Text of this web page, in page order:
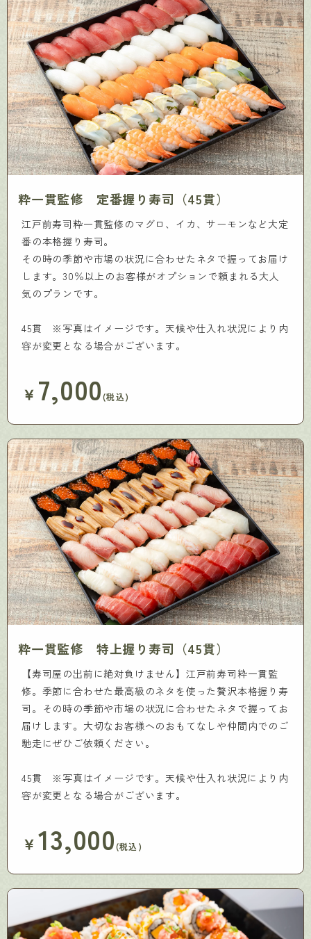
粋一貫監修 定番握り寿司（45貫）
江戸前寿司粋一貫監修のマグロ、イカ、サーモンなど大定
番の本格握り寿司。
その時の季節や市場の状況に合わせたネタで握ってお届け
します。30％以上のお客様がオプションで頼まれる大人
気のプランです。
45貫 ※写真はイメージです。天候や仕入れ状況により内
容が変更となる場合がございます。
￥ 7,000(税込)
粋一貫監修 特上握り寿司（45貫）
【寿司屋の出前に絶対負けません】江戸前寿司粋一貫監
修。季節に合わせた最高級のネタを使った贅沢本格握り寿
司。その時の季節や市場の状況に合わせたネタで握ってお
届けします。大切なお客様へのおもてなしや仲間内でのご
馳走にぜひご依頼ください。
45貫 ※写真はイメージです。天候や仕入れ状況により内
容が変更となる場合がございます。
￥13,000(税込)